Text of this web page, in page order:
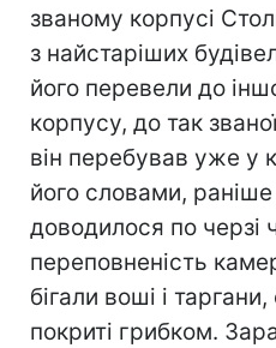
званому корпусі
з найстаріших
його перевели до
корпусу, до так
він перебував уже у
його словами, раніше
доводилося по черзі
переповненість
бігали воші і
покриті грибком.